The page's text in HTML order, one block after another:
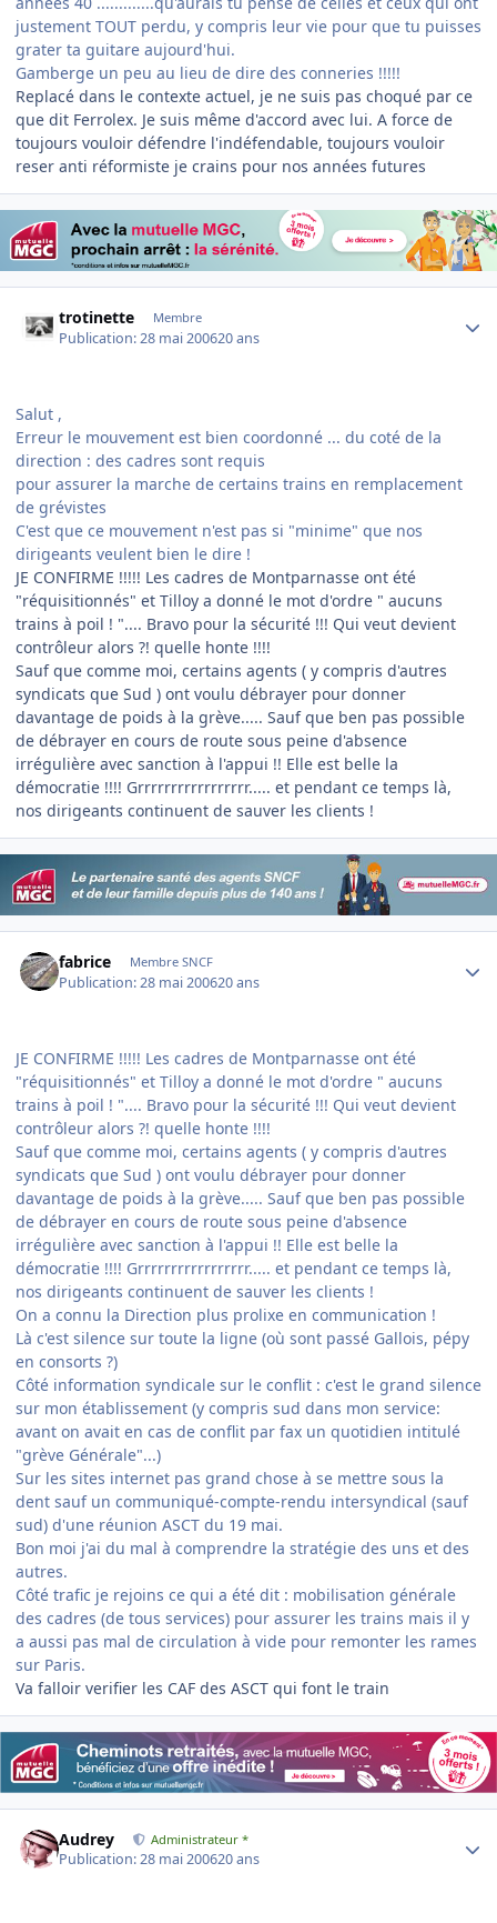
justement TOUT perdu, y compris leur vie pour que tu puisses
grater ta guitare aujourd'hui.
Gamberge un peu au lieu de dire des conneries !!!!!
Replacé dans le contexte actuel, je ne suis pas choqué par ce
que dit Ferrolex. Je suis même d'accord avec lui. A force de
toujours vouloir défendre l'indéfendable, toujours vouloir
reser anti réformiste je crains pour nos années futures
trotinette Membre
Publication:28 mai 200620 ans
Salut ,
Erreur le mouvement est bien coordonné ... du coté de la
direction : des cadres sont requis
pour assurer la marche de certains trains en remplacement
de grévistes
C'est que ce mouvement n'est pas si "minime" que nos
dirigeants veulent bien le dire !
JE CONFIRME !!!!! Les cadres de Montparnasse ont été
"réquisitionnés" et Tilloy a donné le mot d'ordre " aucuns
trains à poil ! ".... Bravo pour la sécurité !!! Qui veut devient
contrôleur alors ?! quelle honte !!!!
Sauf que comme moi, certains agents ( y compris d'autres
syndicats que Sud ) ont voulu débrayer pour donner
davantage de poids à la grève..... Sauf que ben pas possible
de débrayer en cours de route sous peine d'absence
irrégulière avec sanction à l'appui !! Elle est belle la
démocratie !!!! Grrrrrrrrrrrrrrrrr..... et pendant ce temps là,
nos dirigeants continuent de sauver les clients !
fabrice Membre SNCF
Publication:28 mai 200620 ans
JE CONFIRME !!!!! Les cadres de Montparnasse ont été
"réquisitionnés" et Tilloy a donné le mot d'ordre " aucuns
trains à poil ! ".... Bravo pour la sécurité !!! Qui veut devient
contrôleur alors ?! quelle honte !!!!
Sauf que comme moi, certains agents ( y compris d'autres
syndicats que Sud ) ont voulu débrayer pour donner
davantage de poids à la grève..... Sauf que ben pas possible
de débrayer en cours de route sous peine d'absence
irrégulière avec sanction à l'appui !! Elle est belle la
démocratie !!!! Grrrrrrrrrrrrrrrrr..... et pendant ce temps là,
nos dirigeants continuent de sauver les clients !
On a connu la Direction plus prolixe en communication !
Là c'est silence sur toute la ligne (où sont passé Gallois, pépy
en consorts ?)
Côté information syndicale sur le conflit : c'est le grand silence
sur mon établissement (y compris sud dans mon service:
avant on avait en cas de conflit par fax un quotidien intitulé
"grève Générale"...)
Sur les sites internet pas grand chose à se mettre sous la
dent sauf un communiqué-compte-rendu intersyndical (sauf
sud) d'une réunion ASCT du 19 mai.
Bon moi j'ai du mal à comprendre la stratégie des uns et des
autres.
Côté trafic je rejoins ce qui a été dit : mobilisation générale
des cadres (de tous services) pour assurer les trains mais il y
a aussi pas mal de circulation à vide pour remonter les rames
sur Paris.
Va falloir verifier les CAF des ASCT qui font le train
Audrey Administrateur *
Publication:28 mai 200620 ans